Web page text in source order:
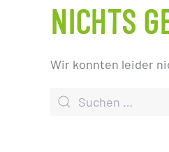
NICHTS
Wir konnten leider